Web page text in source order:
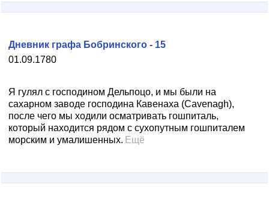
01.09.1780
Дневник графа Бобринского - 15
Я гулял с господином Дельпоцо, и мы были на
сахарном заводе господина Кавенаха (Саvеnаgh),
после чего мы ходили осматривать гошпиталь,
который находится рядом с сухопутным гошпиталем
морским и умалишенных. Ещё